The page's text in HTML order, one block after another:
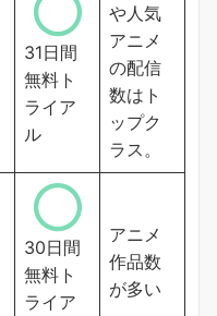
31日間
無料ト
ライア
ル
や人気
アニメ
の配信
数はト
ップク
ラス。
30日間
無料ト
ライア
アニメ
作品数
が多い